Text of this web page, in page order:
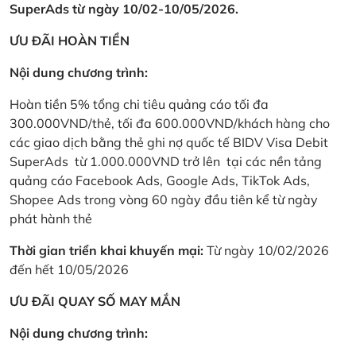
SuperAds từ ngày 10/02-10/05/2026.
ƯU ĐÃI HOÀN TIỀN
Nội dung chương trình:
Hoàn tiền 5% tổng chi tiêu quảng cáo tối đa
300.000VND/thẻ, tối đa 600.000VND/khách hàng cho
các giao dịch bằng thẻ ghi nợ quốc tế BIDV Visa Debit
SuperAds từ 1.000.000VND trở lên tại các nền tảng
quảng cáo Facebook Ads, Google Ads, TikTok Ads,
Shopee Ads trong vòng 60 ngày đầu tiên kể từ ngày
phát hành thẻ
Thời gian triển khai khuyến mại: Từ ngày 10/02/2026
đến hết 10/05/2026
ƯU ĐÃI QUAY SỐ MAY MẮN
Nội dung chương trình: